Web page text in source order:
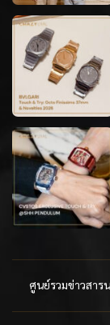
ศูนย์รวมข่าวสา